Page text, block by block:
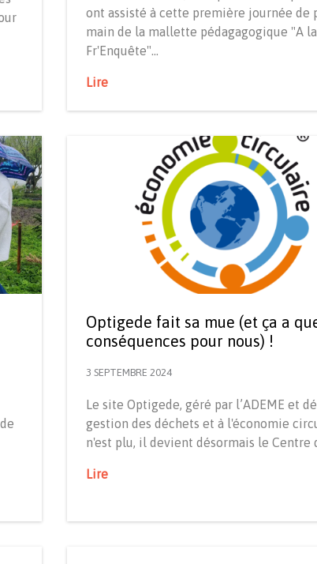
ont assisté à cette première journée de
main de la mallette pédagagogique "A
Fr'Enquête"…
Lire
Optigede fait sa mue (et ça a
conséquences pour nous) !
3 SEPTEMBRE 2024
Le site Optigede, géré par l’ADEME et
gestion des déchets et à l'économie
n'est plu, il devient désormais le Centre
Lire